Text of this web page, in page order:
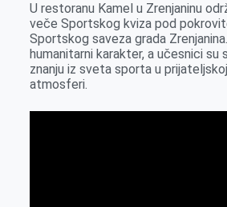
r
n
A
p
p
i
l
U restoranu Kamel u Zrenjaninu
veče Sportskog kviza pod
Sportskog saveza grada
humanitarni karakter, a učesnici su
znanju iz sveta sporta u
atmosferi.